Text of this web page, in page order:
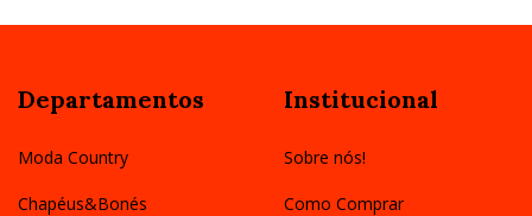
Departamentos
Moda Country
Chapéus&Bonés
Institucional
Sobre nós!
Como Comprar